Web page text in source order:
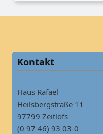
Kontakt
Haus Rafael
Heilsbergstraße 11
97799 Zeitlofs
(0 97 46) 93 03-0